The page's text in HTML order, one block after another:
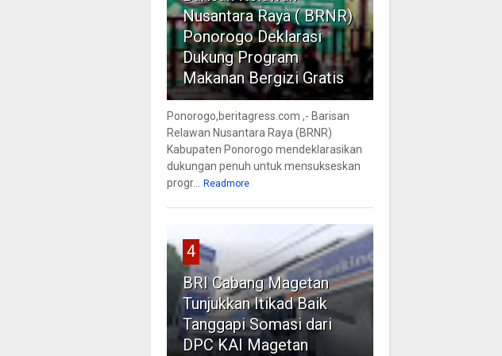
Nusantara Raya ( BRNR)
Ponorogo Deklarasi
Dukung Program
Makanan Bergizi Gratis
Ponorogo,beritagress.com ,- Barisan
Relawan Nusantara Raya (BRNR)
Kabupaten Ponorogo mendeklarasikan
dukungan penuh untuk mensukseskan
progr...
Readmore
4
BRI Cabang Magetan
Tunjukkan Itikad Baik
Tanggapi Somasi dari
DPC KAI Magetan